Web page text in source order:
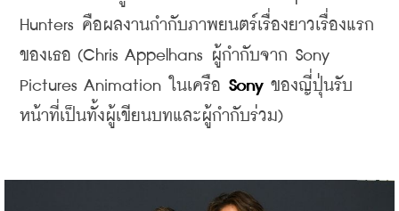
Hunters คือผลงานกำกับภาพยนตร์เรื่องยาวเรื่องแรก
ของเธอ (Chris Appelhans ผู้กำกับจาก Sony
Pictures Animation ในเครือ Sony ของญี่ปุ่นรับ
หน้าที่เป็นทั้งผู้เขียนบทและผู้กำกับร่วม)